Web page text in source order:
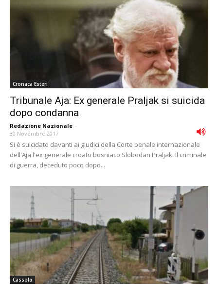
Cronaca Esteri
Tribunale Aja: Ex generale Praljak si suicida
dopo condanna
Redazione Nazionale -
30 Novembre 2017
Si è suicidato davanti ai giudici della Corte penale internazionale
dell'Aja l'ex generale croato bosniaco Slobodan Praljak. Il criminale
di guerra, deceduto poco dopo...
Cassola